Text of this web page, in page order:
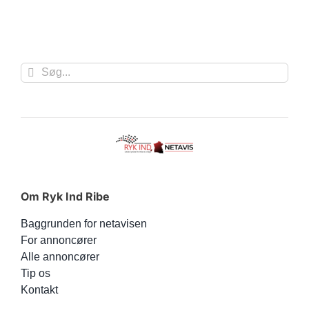
Søg
efter:
Om Ryk Ind Ribe
Baggrunden for netavisen
For annoncører
Alle annoncører
Tip os
Kontakt